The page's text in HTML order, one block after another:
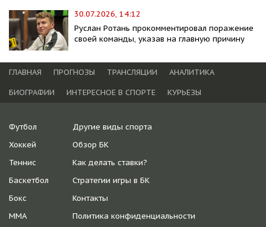
30.07.2026, 14:12
Руслан Ротань прокомментировал поражение
своей команды, указав на главную причину
ГЛАВНАЯ ПРОГНОЗЫ ТРАНСЛЯЦИИ
АНАЛИТИКА
БИОГРАФИИ
ИНТЕРЕСНОЕ В СПОРТЕ КУРЬЕЗЫ
Футбол
Хоккей
Теннис
Баскетбол
Бокс
ММА
Другие виды спорта
Обзор БК
Как делать ставки?
Стратегии игры в БК
Контакты
Политика конфиденциальности